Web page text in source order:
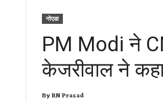
नोएडा
PM Modi ने
केजरीवाल ने
ByRN Prasad